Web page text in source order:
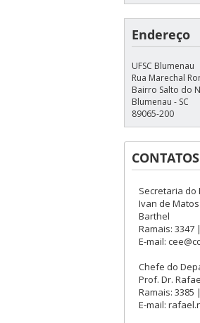
Endereço
UFSC Blumenau
Rua Marechal
Bairro Salto do
Blumenau - SC
89065-200
CONTATOS
Secretaria do
Ivan de Matos
Barthel
Ramais: 3347
E-mail:
Chefe do
Prof. Dr.
Ramais: 3385
E-mail: